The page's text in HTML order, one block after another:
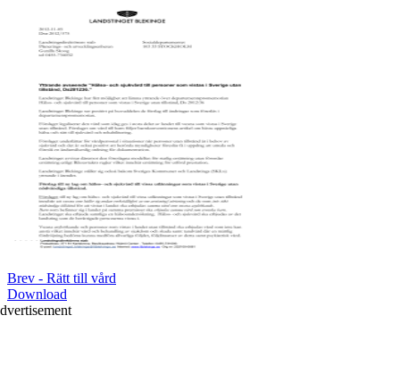
Brev - Rätt till vård
Download